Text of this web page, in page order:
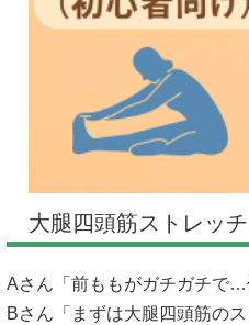
大腿四頭筋ストレッチ
Aさん「前ももがガチガチで…
Bさん「まずは大腿四頭筋の